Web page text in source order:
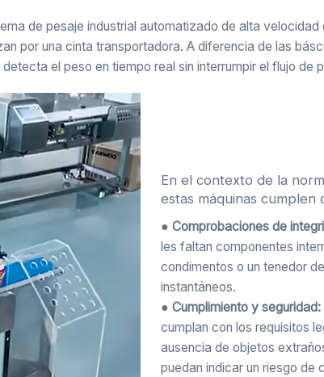
de pesaje industrial automatizado de alta
por una cinta transportadora. A diferencia de las
el peso en tiempo real sin interrumpir el flujo de
En el contexto de la
estas máquinas cumplen
● Comprobaciones de
les faltan componentes
condimentos o un tenedor
instantáneos.
● Cumplimiento y seguridad:
cumplan con los requisitos
ausencia de objetos
puedan indicar un riesgo de